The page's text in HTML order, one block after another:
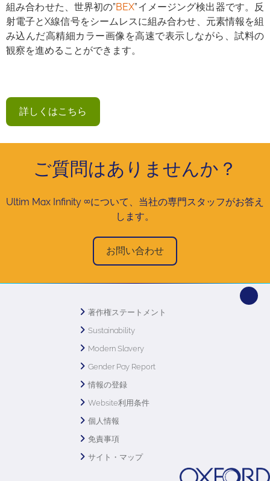
組み合わせた、世界初の”BEX”イメージング検出器です。反
射電子とX線信号をシームレスに組み合わせ、元素情報を組
み込んだ高精細カラー画像を高速で表示しながら、試料の
観察を進めることができます。
詳しくはこちら
ご質問はありませんか？
Ultim Max Infinity ∞について、当社の専門スタッフがお答え
します。
お問い合わせ
著作権ステートメント
Sustainability
Modern Slavery
Gender Pay Report
情報の登録
Website利用条件
個人情報
免責事項
サイト・マップ